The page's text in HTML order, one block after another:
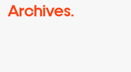
Archives.